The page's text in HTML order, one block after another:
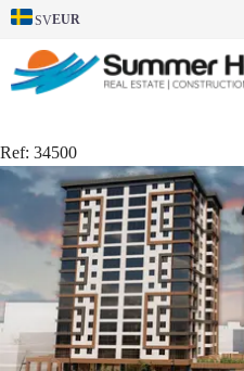
SVEUR
Ref: 34500